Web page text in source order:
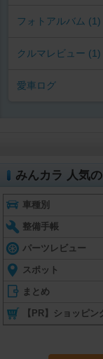
フォトアルバム (1)
クルマレビュー (1)
愛車ログ
みんカラ 人気
車種別
整備手帳
パーツレビュー
スポット
まとめ
【PR】ショッピン